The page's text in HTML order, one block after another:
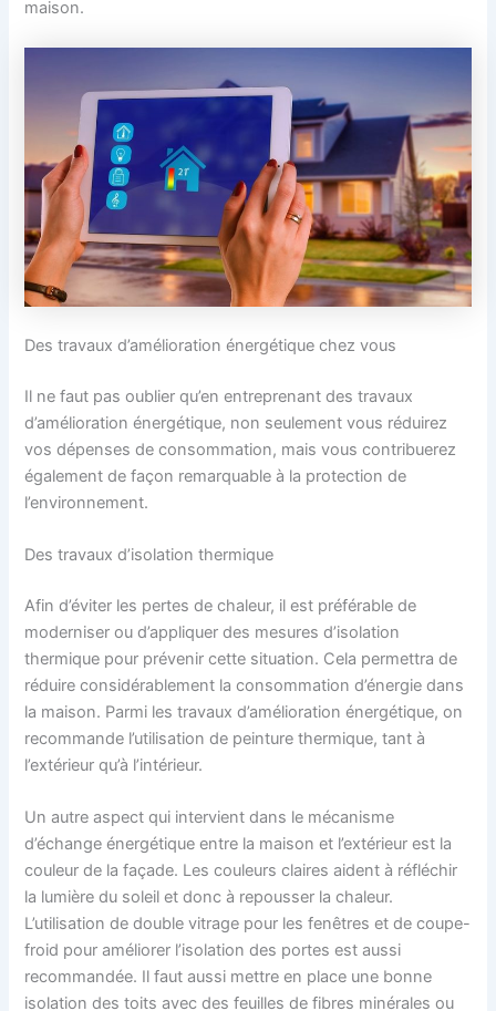
maison.
Des travaux d’amélioration énergétique chez vous
Il ne faut pas oublier qu’en entreprenant des travaux
d’amélioration énergétique, non seulement vous réduirez
vos dépenses de consommation, mais vous contribuerez
également de façon remarquable à la protection de
l’environnement.
Des travaux d’isolation thermique
Afin d’éviter les pertes de chaleur, il est préférable de
moderniser ou d’appliquer des mesures d’isolation
thermique pour prévenir cette situation. Cela permettra de
réduire considérablement la consommation d’énergie dans
la maison. Parmi les travaux d’amélioration énergétique, on
recommande l’utilisation de peinture thermique, tant à
l’extérieur qu’à l’intérieur.
Un autre aspect qui intervient dans le mécanisme
d’échange énergétique entre la maison et l’extérieur est la
couleur de la façade. Les couleurs claires aident à réfléchir
la lumière du soleil et donc à repousser la chaleur.
L’utilisation de double vitrage pour les fenêtres et de coupe-
froid pour améliorer l’isolation des portes est aussi
recommandée. Il faut aussi mettre en place une bonne
isolation des toits avec des feuilles de fibres minérales ou